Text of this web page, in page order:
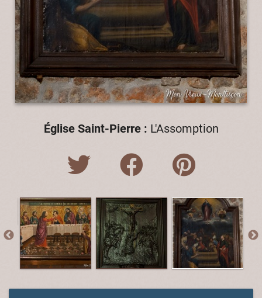
Église Saint-Pierre : L'Assomption